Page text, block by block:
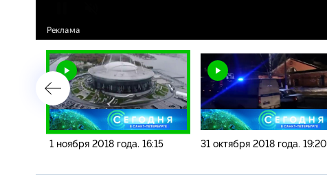
1 ноября 2018 года. 16:15 31 октября 2018 года. 19:20